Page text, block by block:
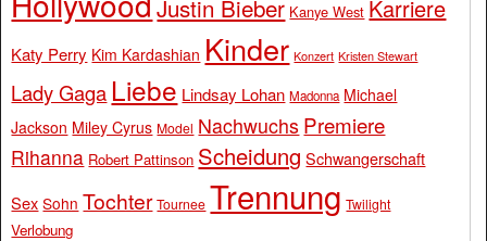
Justin Bieber Kanye West Karriere
Katy Perry Kim Kardashian Kinder Konzert Kristen Stewart
Lady Gaga Liebe Lindsay Lohan Madonna Michael
Jackson Miley Cyrus Model Nachwuchs Premiere
Rihanna Robert Pattinson Scheidung Schwangerschaft
Sex Sohn Tochter Tournee Trennung Twilight
Verlobung